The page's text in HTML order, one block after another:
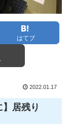
はてブ
2022.01.17
】居残り